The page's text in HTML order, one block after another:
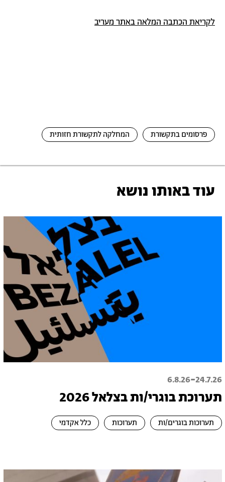
לקריאת הכתבה המלאה באתר מעריב
פרסומים בתקשורת המחלקה לתקשורת חזותית
עוד באותו נושא
24.7.26
-
6.8.26
תערוכת בוגרי/ות בצלאל 2026
תערוכות בוגרים/ות תערוכות כלל אקדמי